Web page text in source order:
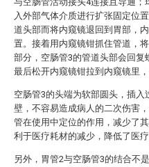
入外部气体介质进行扩张固定位
道头部而将内窥镜退回到胃部，
置。接着用内窥镜钳抓住管道，
部分，空肠管3的管道头部会回复
最后松开内窥镜钳拉到内窥镜里
空肠管3的头端为软部圆头，插入
壁，不容易造成病人的二次伤害
管在使用中定位的作用，减少了
利于医疗耗材的减少，降低了医疗
另外，胃管2与空肠管3的结合不